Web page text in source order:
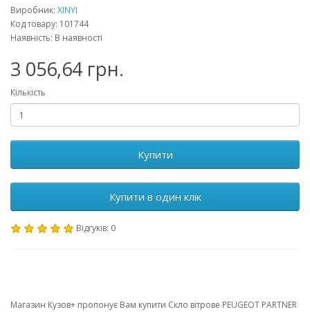
Виробник: XINYI
Код товару: 101744
Наявність: В наявності
3 056,64 грн.
Кількість
Купити
Купити в один клік
Відгуків: 0
Магазин Кузов+ пропонує Вам купити Скло вітрове PEUGEOT PARTNER